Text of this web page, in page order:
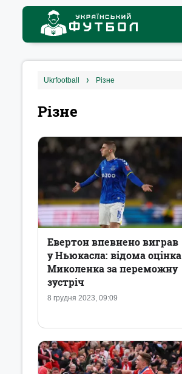
ukrfootball Різне
Різне
8 грудня 2023, 09:09
Евертон впевнено виграв
у Ньюкасла: відома оцінка
Миколенка за переможну
зустріч